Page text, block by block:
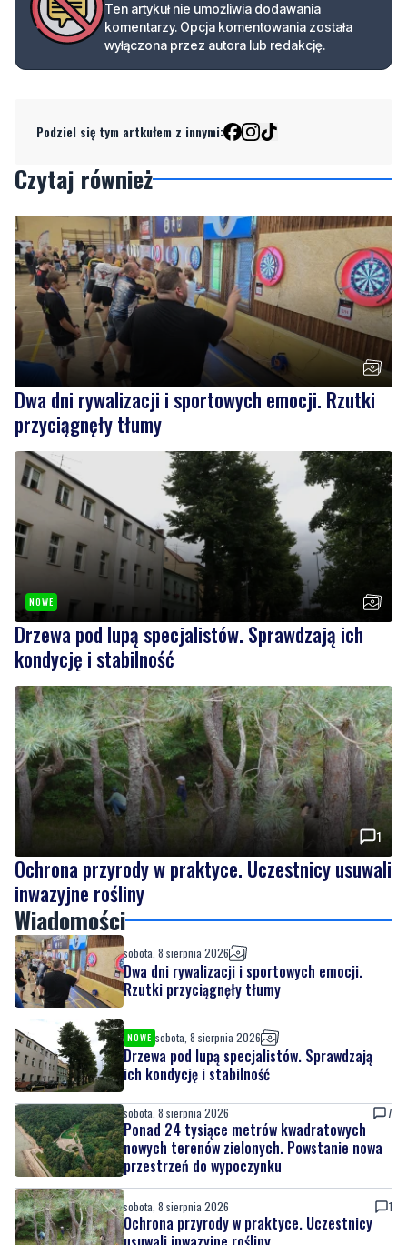
Ten artykuł nie umożliwia dodawania
komentarzy. Opcja komentowania została
wyłączona przez autora lub redakcję.
Podziel się tym artkułem z innymi:
Czytaj również
Dwa dni rywalizacji i sportowych emocji. Rzutki
przyciągnęły tłumy
NOWE
Drzewa pod lupą specjalistów. Sprawdzają ich
kondycję i stabilność
1
Ochrona przyrody w praktyce. Uczestnicy usuwali
inwazyjne rośliny
Wiadomości
sobota, 8 sierpnia 2026
Dwa dni rywalizacji i sportowych emocji.
Rzutki przyciągnęły tłumy
NOWE sobota, 8 sierpnia 2026
Drzewa pod lupą specjalistów. Sprawdzają
ich kondycję i stabilność
sobota, 8 sierpnia 2026 7
Ponad 24 tysiące metrów kwadratowych
nowych terenów zielonych. Powstanie nowa
przestrzeń do wypoczynku
sobota, 8 sierpnia 2026 1
Ochrona przyrody w praktyce. Uczestnicy